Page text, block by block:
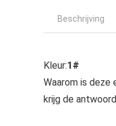
Beschrijving
Kleur:1#
Waarom is
krijg de